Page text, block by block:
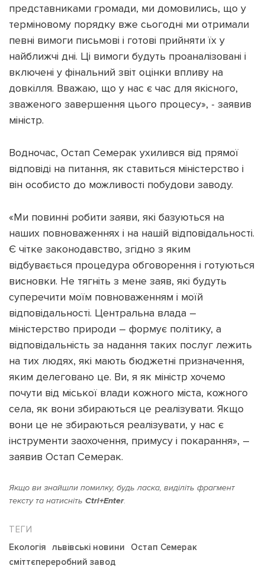
представниками громади, ми домовились, що у
терміновому порядку вже сьогодні ми отримали
певні вимоги письмові і готові прийняти їх у
найближчі дні. Ці вимоги будуть проаналізовані і
включені у фінальний звіт оцінки впливу на
довкілля. Вважаю, що у нас є час для якісного,
зваженого завершення цього процесу», - заявив
міністр.
Водночас, Остап Семерак ухилився від прямої
відповіді на питання, як ставиться міністерство і
він особисто до можливості побудови заводу.
«Ми повинні робити заяви, які базуються на
наших повноваженнях і на нашій відповідальності.
Є чітке законодавство, згідно з яким
відбувається процедура обговорення і готуються
висновки. Не тягніть з мене заяв, які будуть
суперечити моїм повноваженням і моїй
відповідальності. Центральна влада –
міністерство природи – формує політику, а
відповідальність за надання таких послуг лежить
на тих людях, які мають бюджетні призначення,
яким делеговано це. Ви, я як міністр хочемо
почути від міської влади кожного міста, кожного
села, як вони збираються це реалізувати. Якщо
вони це не збираються реалізувати, у нас є
інструменти заохочення, примусу і покарання», –
заявив Остап Семерак.
Якщо ви знайшли помилку, будь ласка, виділіть фрагмент
тексту та натисніть Ctrl+Enter.
Екологія львівські новини
Остап Семерак
сміттєпереробний завод